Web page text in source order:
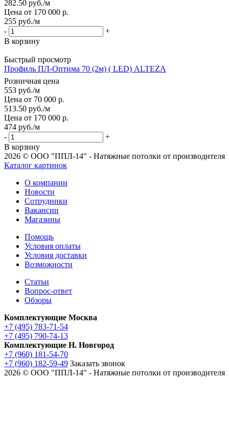
282.50 руб./м
Цена от 170 000 р.
255 руб./м
-
+
В корзину
Быстрый просмотр
Профиль ПЛ-Оптима 70 (2м) ( LED) ALTEZA
Розничная цена
553 руб./м
Цена от 70 000 р.
513.50 руб./м
Цена от 170 000 р.
474 руб./м
-
+
В корзину
2026 © ООО "ППЛ-14" - Натяжные потолки от производителя
Каталог картинок
О компании
Новости
Сотрудники
Вакансии
Магазины
Помощь
Условия оплаты
Условия доставки
Возможности
Статьи
Вопрос-ответ
Обзоры
Комплектующие Москва
+7 (495) 783-71-54
+7 (495) 790-74-13
Комплектующие Н. Новгород
+7 (960) 181-54-70
+7 (960) 182-59-49 Заказать звонок
2026 © ООО "ППЛ-14" - Натяжные потолки от производителя